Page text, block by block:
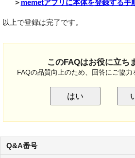
＞ memetアプリに本体を登録する手
以上で登録は完了です。
このFAQはお役に立ち
FAQの品質向上のため、回答にご協力
はい
Q&A番号